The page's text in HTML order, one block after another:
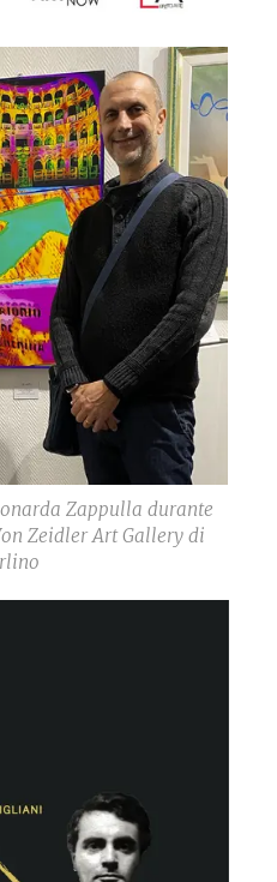
Zappulla durante
Zeidler Art Gallery di